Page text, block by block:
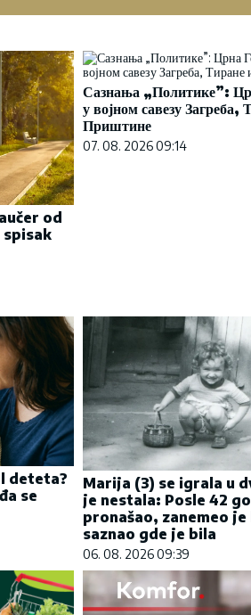
od
Сазнања „Политике”:
у војном савезу Загреба,
Приштине
07. 08. 2026 09:14
deteta?
se
Marija (3) se igrala u
je nestala: Posle 42
pronašao, zanemeo je
saznao gde je bila
06. 08. 2026 09:39